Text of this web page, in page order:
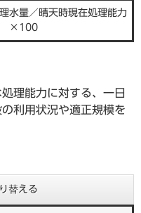
水量／晴天時現在処理能力
×100
理能力に対する、一日
利用状況や適正規模を
替える